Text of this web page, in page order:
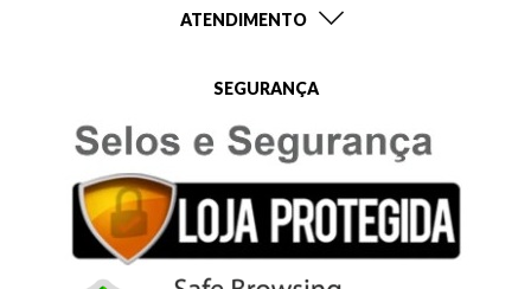
ATENDIMENTO
SEGURANÇA